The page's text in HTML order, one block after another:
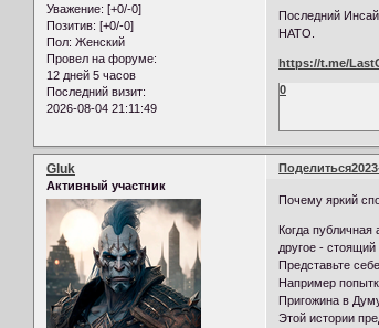
Уважение: [+0/-0]
Позитив: [+0/-0]
Пол: Женский
Провел на форуме:
12 дней 5 часов
Последний визит:
2026-08-04 21:11:49
Последний
НАТО.
https://t.me/
0
Поделиться
Gluk
Активный участник
Почему яркий
Когда публичная
другое -
Представьте
Например
Пригожина в
Этой истории